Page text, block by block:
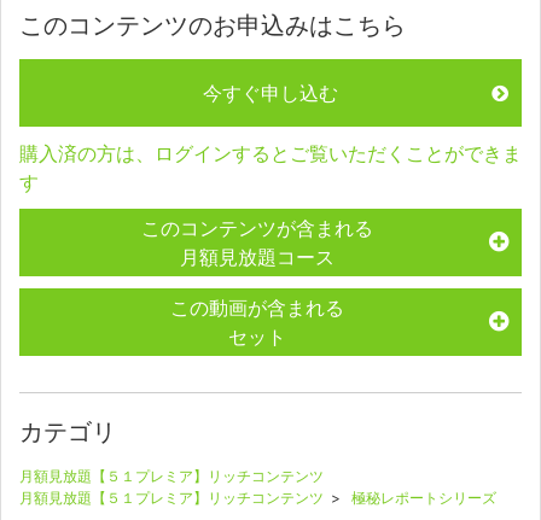
このコンテンツのお申込みはこちら
今すぐ申し込む
購入済の方は、ログインするとご覧いただくことができま
す
このコンテンツが含まれる
月額見放題コース
この動画が含まれる
セット
カテゴリ
月額見放題【５１プレミア】リッチコンテンツ
月額見放題【５１プレミア】リッチコンテンツ > 極秘レポートシリーズ